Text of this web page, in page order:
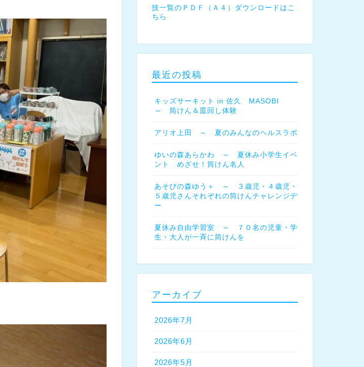
技一覧のＰＤＦ（Ａ４）ダウンロードはこ
ちら
最近の投稿
キッズサーキット in 佐久 MASOBI
～ 筒けん＆皿回し体験
アリオ上田 ～ 夏のみんなのヘルスラボ
ゆいの森あらかわ ～ 夏休み小学生イベ
ント めざせ！筒けん名人
あそびの森ゆう＋ ～ ３歳児・４歳児・
５歳児さんそれぞれの筒けんチャレンジデ
ー
夏休み自由学習室 ～ ７０名の児童・学
生・大人が一斉に筒けんを
アーカイブ
2026年7月
2026年6月
2026年5月